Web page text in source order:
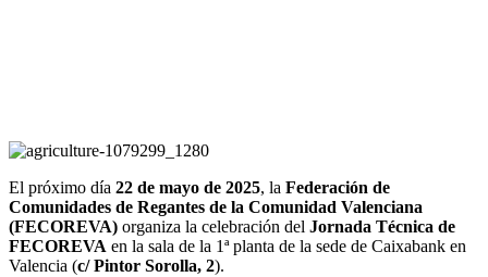
El próximo día 22 de mayo de 2025, la Federación de
Comunidades de Regantes de la Comunidad Valenciana
(FECOREVA) organiza la celebración del Jornada Técnica de
FECOREVA en la sala de la 1ª planta de la sede de Caixabank en
Valencia (c/ Pintor Sorolla, 2).